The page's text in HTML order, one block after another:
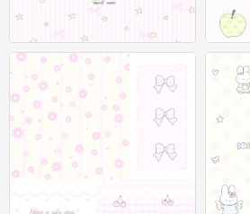
聊天背景图
0